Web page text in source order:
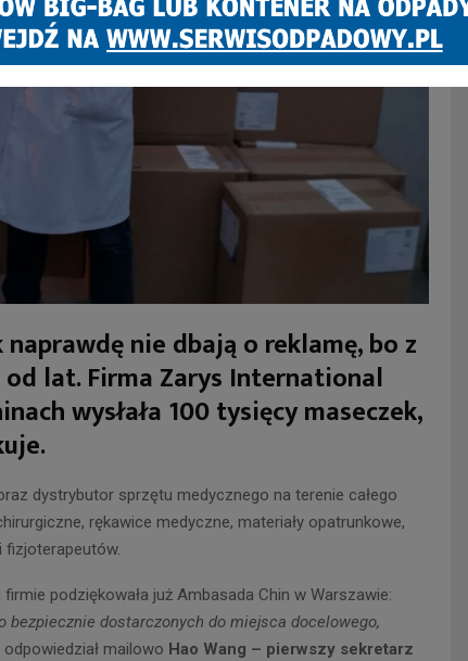
nie dbają o reklamę, bo z
lat. Firma Zarys International
wysłała 100 tysięcy maseczek,
dystrybutor sprzętu medycznego na terenie całego
rękawice medyczne, materiały opatrunkowe,
podziękowała już Ambasada Chin w Warszawie:
bezpiecznie dostarczonych do miejsca docelowego,
mailowo Hao Wang – pierwszy sekretarz